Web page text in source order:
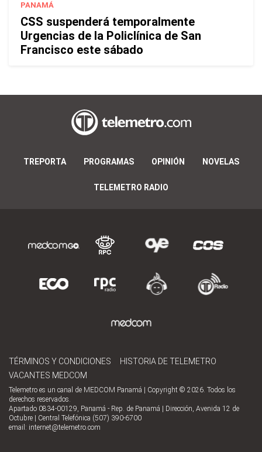
PANAMÁ
CSS suspenderá temporalmente
Urgencias de la Policlínica de San
Francisco este sábado
TREPORTA PROGRAMAS OPINIÓN NOVELAS
TELEMETRO RADIO
TÉRMINOS Y CONDICIONES
HISTORIA DE TELEMETRO
VACANTES MEDCOM
Telemetro es un canal de MEDCOM Panamá | Copyright © 2026. Todos los
derechos reservados.
Apartado 0834-00129, Panamá - Rep. de Panamá | Dirección, Avenida 12 de
Octubre | Central Telefónica (507) 390-6700
email: internet@telemetro.com